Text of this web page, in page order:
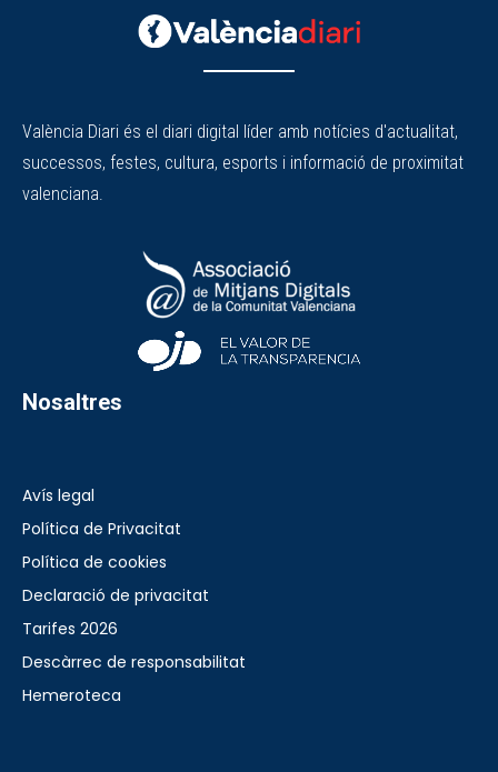
València Diari és el diari digital líder amb notícies d'actualitat,
successos, festes, cultura, esports i informació de proximitat
valenciana.
Nosaltres
Avís legal
Política de Privacitat
Política de cookies
Declaració de privacitat
Tarifes 2026
Descàrrec de responsabilitat
Hemeroteca